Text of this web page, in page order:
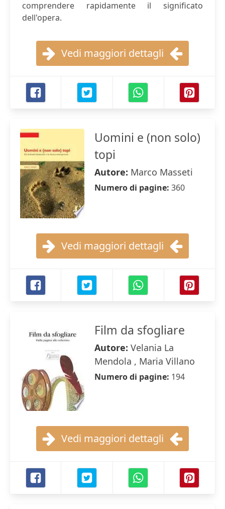
comprendere rapidamente il significato
dell'opera.
Vedi maggiori dettagli
Uomini e (non solo)
topi
Autore: Marco Masseti
Numero di pagine: 360
Vedi maggiori dettagli
Film da sfogliare
Autore: Velania La
Mendola , Maria Villano
Numero di pagine: 194
Vedi maggiori dettagli